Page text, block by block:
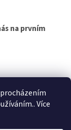
Více
na prvním